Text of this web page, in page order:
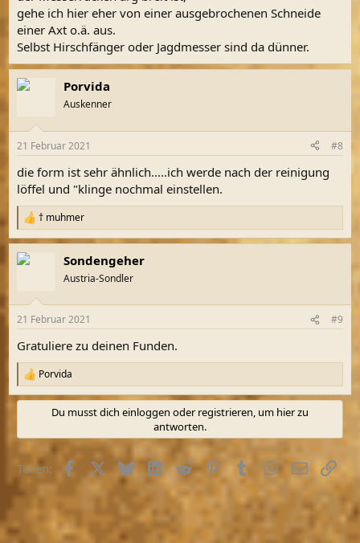
gehe ich hier eher von einer ausgebrochenen Schneide
einer Axt o.ä. aus.
Selbst Hirschfänger oder Jagdmesser sind da dünner.
Porvida
Auskenner
21 Februar 2021 #8
die form ist sehr ähnlich.....ich werde nach der reinigung
löffel und "klinge nochmal einstellen.
R
e
a
k
e
:
† muhmer
Sondengeher
Austria-Sondler
21 Februar 2021 #9
Gratuliere zu deinen Funden.
R
e
a
o
n
Porvida
Du musst dich einloggen oder registrieren, um hier zu
antworten.
Teilen: FacebookX (Twitter)
BlueskyLinkedIn
Reddit Pinterest
TumblrWhatsApp
E-MailLink